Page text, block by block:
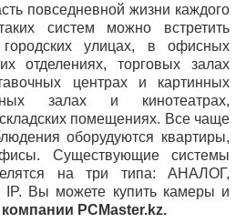
повседневной жизни каждого
систем можно встретить
улицах, в офисных
отделениях, торговых залах
центрах и картинных
залах и кинотеатрах,
помещениях. Все чаще
оборудуются квартиры,
Существующие системы
на три типа: АНАЛОГ,
IP. Вы можете купить камеры и
компании PCMaster.kz.